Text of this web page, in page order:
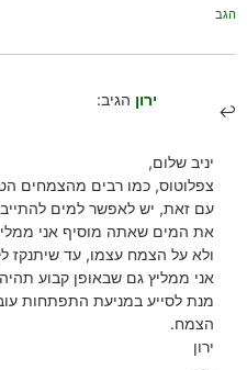
הגב
ירון הגיב:
יניב שלום,
צפלוטוס, כמו רבים מהצמחים
עם זאת, יש לאפשר למים
את המים שאתה מוסיף אני
ולא על הצמח עצמו, עד שיתנקז
אני ממליץ גם שבאופן קבוע
מנת לסייע במניעת התפתחות
הצמח.
ירון